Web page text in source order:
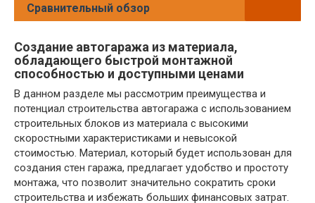
Сравнительный обзор
Создание автогаража из материала,
обладающего быстрой монтажной
способностью и доступными ценами
В данном разделе мы рассмотрим преимущества и
потенциал строительства автогаража с использованием
строительных блоков из материала с высокими
скоростными характеристиками и невысокой
стоимостью. Материал, который будет использован для
создания стен гаража, предлагает удобство и простоту
монтажа, что позволит значительно сократить сроки
строительства и избежать больших финансовых затрат.